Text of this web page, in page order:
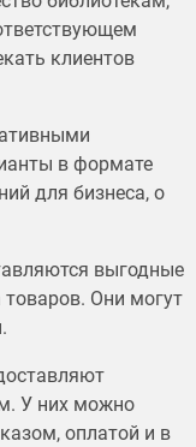
клиентов
в формате
для бизнеса, о
выгодные
Они могут
У них можно
оплатой и в